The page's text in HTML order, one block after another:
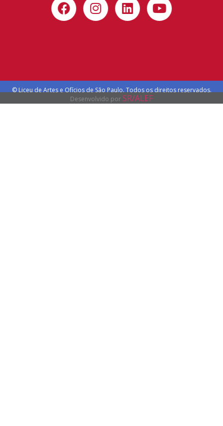
© Liceu de Artes e Ofícios de São Paulo. Todos os direitos reservados.
Desenvolvido por SR/ALEF